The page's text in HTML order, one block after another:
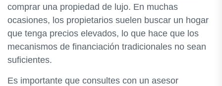
comprar una propiedad de lujo. En muchas
ocasiones, los propietarios suelen buscar un hogar
que tenga precios elevados, lo que hace que los
mecanismos de financiación tradicionales no sean
suficientes.
Es importante que consultes con un asesor